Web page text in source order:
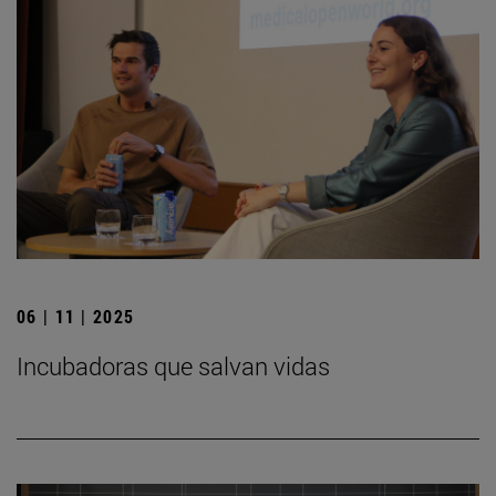
06 | 11 | 2025
Incubadoras que salvan vidas